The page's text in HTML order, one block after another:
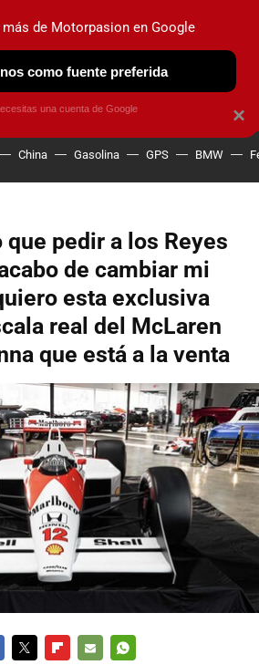
ELÉCTRICOS OBSERVATORIO
China Gasolina GPS BMW
pedir a los Reyes
de cambiar mi
esta exclusiva
real del McLaren
que está a la venta
×
más de Motorpasion en Google
como fuente preferida
una cuenta de Google